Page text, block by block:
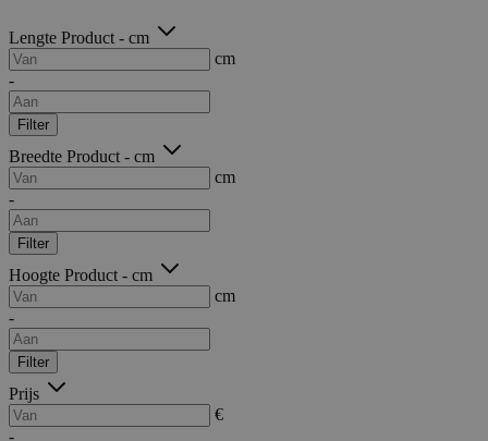
Lengte Product - cm
cm
-
Filter
Breedte Product - cm
cm
-
Filter
Hoogte Product - cm
cm
-
Filter
Prijs
€
-